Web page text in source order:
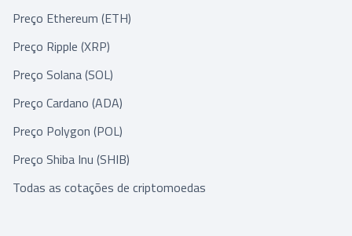
Preço Ethereum (ETH)
Preço Ripple (XRP)
Preço Solana (SOL)
Preço Cardano (ADA)
Preço Polygon (POL)
Preço Shiba Inu (SHIB)
Todas as cotações de criptomoedas